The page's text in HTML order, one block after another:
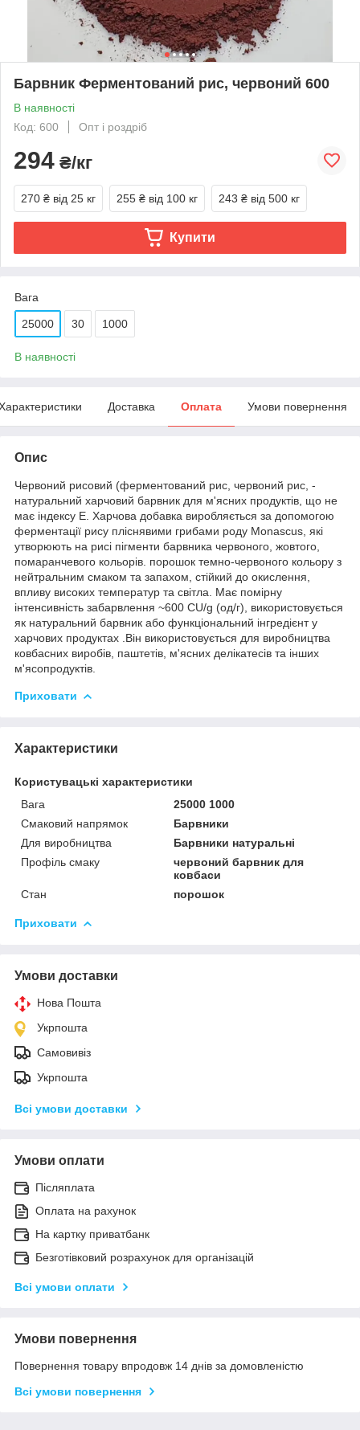
Барвник Ферментований рис, червоний 600
В наявності
Код: 600
Опт і роздріб
294 ₴/кг
270 ₴ від 25 кг 255 ₴ від 100 кг 243 ₴ від 500 кг
Купити
Вага
25000 30 1000
В наявності
Доставка Оплата Умови повернення
Опис
Червоний рисовий (ферментований рис, червоний рис, -
натуральний харчовий барвник для м'ясних продуктів, що не
має індексу Е. Харчова добавка виробляється за допомогою
ферментації рису пліснявими грибами роду Monascus, які
утворюють на рисі пігменти барвника червоного, жовтого,
помаранчевого кольорів. порошок темно-червоного кольору з
нейтральним смаком та запахом, стійкий до окислення,
впливу високих температур та світла. Має помірну
інтенсивність забарвлення ~600 СU/g (од/г), використовується
як натуральний барвник або функціональний інгредієнт у
харчових продуктах .Він використовується для виробництва
ковбасних виробів, паштетів, м'ясних делікатесів та інших
м'ясопродуктів.
Приховати
Характеристики
Користувацькі характеристики
Вага
25000 1000
Смаковий напрямок
Барвники
Для виробництва
Барвники натуральні
Профіль смаку
червоний барвник для
ковбаси
Стан
порошок
Приховати
Умови доставки
Нова Пошта
Укрпошта
Самовивіз
Укрпошта
Всі умови доставки
Умови оплати
Післяплата
Оплата на рахунок
На картку приватбанк
Безготівковий розрахунок для організацій
Всі умови оплати
Умови повернення
Повернення товару впродовж 14 днів за домовленістю
Всі умови повернення